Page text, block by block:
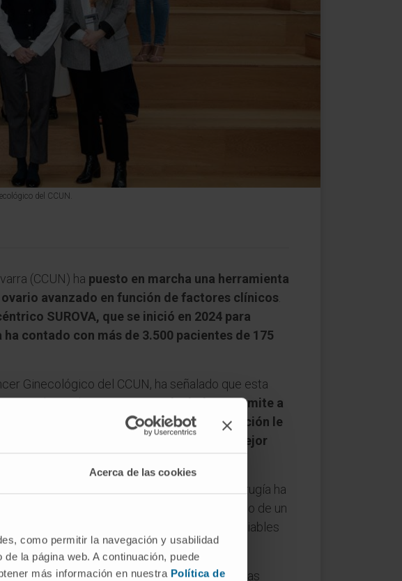
Acerca de las cookies
como permitir la navegación y usabilidad
la página web. A continuación, puede
más información en nuestra Política de
del CCUN.
(CCUN) ha puesto en marcha una herramienta
avanzado en función de factores clínicos.
SUROVA, que se inició en 2024 para
contado con más de 3.500 pacientes de 175
Ginecológico del CCUN, ha señalado que esta
con cáncer de ovario.Esta calculadora permite a
de recaída y mortalidad. Esta información le
la personalización y adecuación del mejor
de enfermedad residual, qué tipo de cirugía ha
entre otros. Con ello, gracias al desarrollo de un
los coeficientes obtenidos de las variables
más de 3.500 pacientes los resultados de las